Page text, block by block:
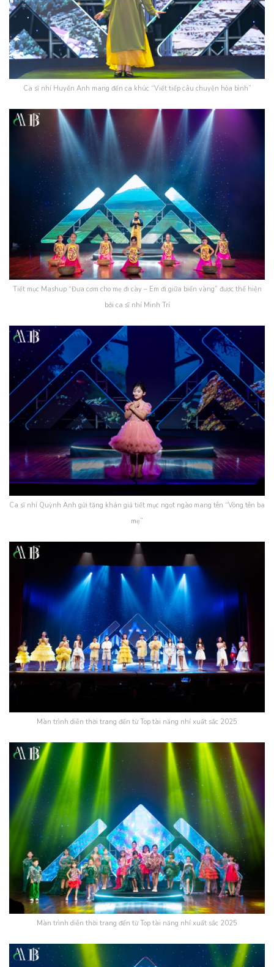
Ca sĩ nhí Huyền Anh mang đến ca khúc “Viết tiếp câu chuyện hòa bình”
Tiết mục Mashup “Đưa cơm cho mẹ đi cày – Em đi giữa biển vàng” được thể hiện
bởi ca sĩ nhí Minh Trí
Ca sĩ nhí Quỳnh Anh gửi tặng khán giả tiết mục ngọt ngào mang tên “Vòng tên ba
mẹ”
Màn trình diễn thời trang đến từ Top tài năng nhí xuất sắc 2025
Màn trình diễn thời trang đến từ Top tài năng nhí xuất sắc 2025